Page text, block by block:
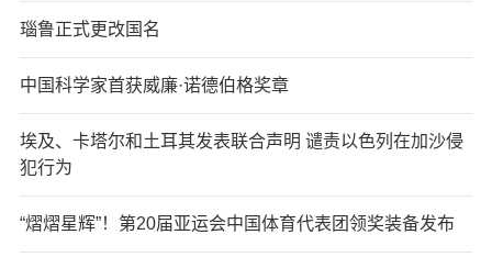
瑙鲁正式更改国名
中国科学家首获威廉·诺德伯格奖章
埃及、卡塔尔和土耳其发表联合声明 谴责以色列在加沙侵
犯行为
“熠熠星辉”！第20届亚运会中国体育代表团领奖装备发布